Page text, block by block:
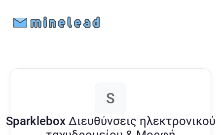
S
Sparklebox Διευθύνσεις ηλεκτρονικού